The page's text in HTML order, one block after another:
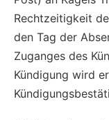
Rechtzeitigkeit
den Tag der
Zuganges des
Kündigung wird